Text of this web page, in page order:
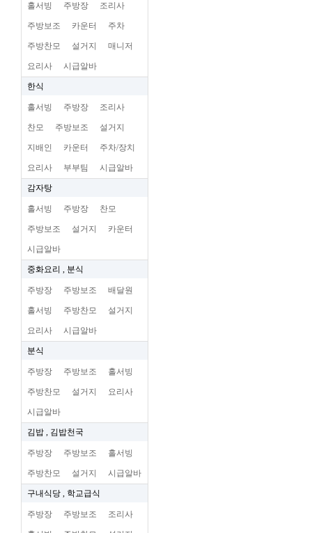
홀서빙 주방장 조리사
주방보조 카운터 주차
주방찬모 설거지 매니저
요리사 시급알바
한식
홀서빙 주방장 조리사
찬모 주방보조 설거지
지배인 카운터 주차/장치
요리사 부부팀 시급알바
감자탕
홀서빙 주방장 찬모
주방보조 설거지 카운터
시급알바
중화요리 , 분식
주방장 주방보조 배달원
홀서빙 주방찬모 설거지
요리사 시급알바
분식
주방장 주방보조 홀서빙
주방찬모 설거지 요리사
시급알바
김밥 , 김밥천국
주방장 주방보조 홀서빙
주방찬모 설거지 시급알바
구내식당 , 학교급식
주방장 주방보조 조리사